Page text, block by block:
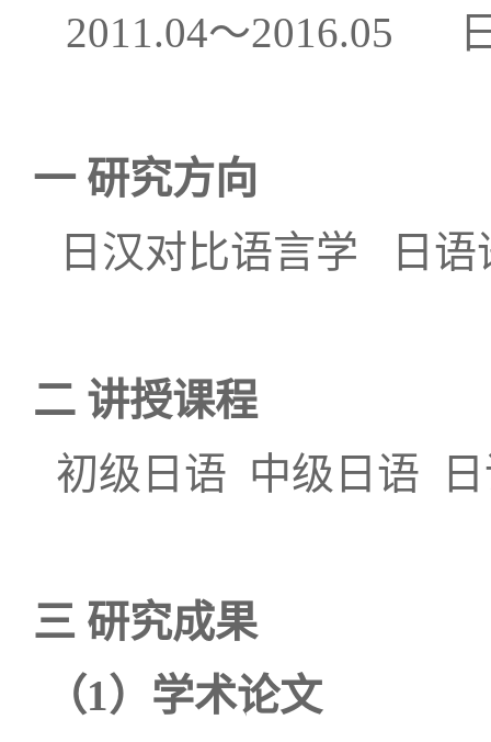
2011.04～2016.05
一 研究方向
日汉对比语言学 日语
二 讲授课程
初级日语 中级日语
三 研究成果
（1） 学术论文